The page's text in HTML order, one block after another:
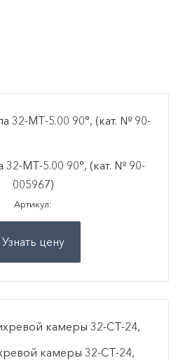
32-MT-5.00 90°, (кат. № 90-
005967)
Артикул:
Узнать цену
камеры 32-CT-24,